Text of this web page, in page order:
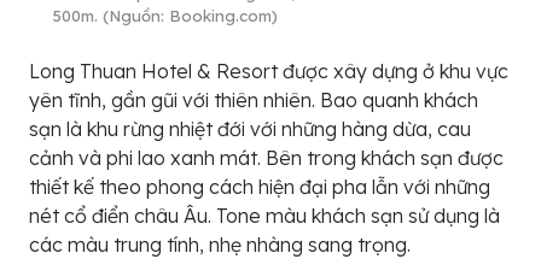
500m. (Nguồn: Booking.com)
Long Thuan Hotel & Resort được xây dựng ở khu vực
yên tĩnh, gần gũi với thiên nhiên. Bao quanh khách
sạn là khu rừng nhiệt đới với những hàng dừa, cau
cảnh và phi lao xanh mát. Bên trong khách sạn được
thiết kế theo phong cách hiện đại pha lẫn với những
nét cổ điển châu Âu. Tone màu khách sạn sử dụng là
các màu trung tính, nhẹ nhàng sang trọng.